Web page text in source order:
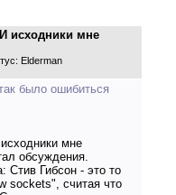
исходники мне
Elderman
было ошибиться
мне
обсуждения.
Стив Гибсон - это то
sockets", считая что